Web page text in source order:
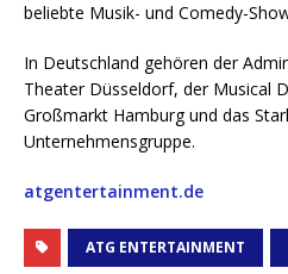
beliebte Musik- und Comedy-
In Deutschland gehören der
Theater Düsseldorf, der Musical
Großmarkt Hamburg und das
Unternehmensgruppe.
atgentertainment.de
ATG ENTERTAINMENT